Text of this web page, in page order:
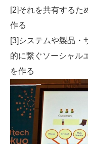
[2]それを共有するた
作る
[3]システムや製品・
的に繋ぐソーシャル
を作る